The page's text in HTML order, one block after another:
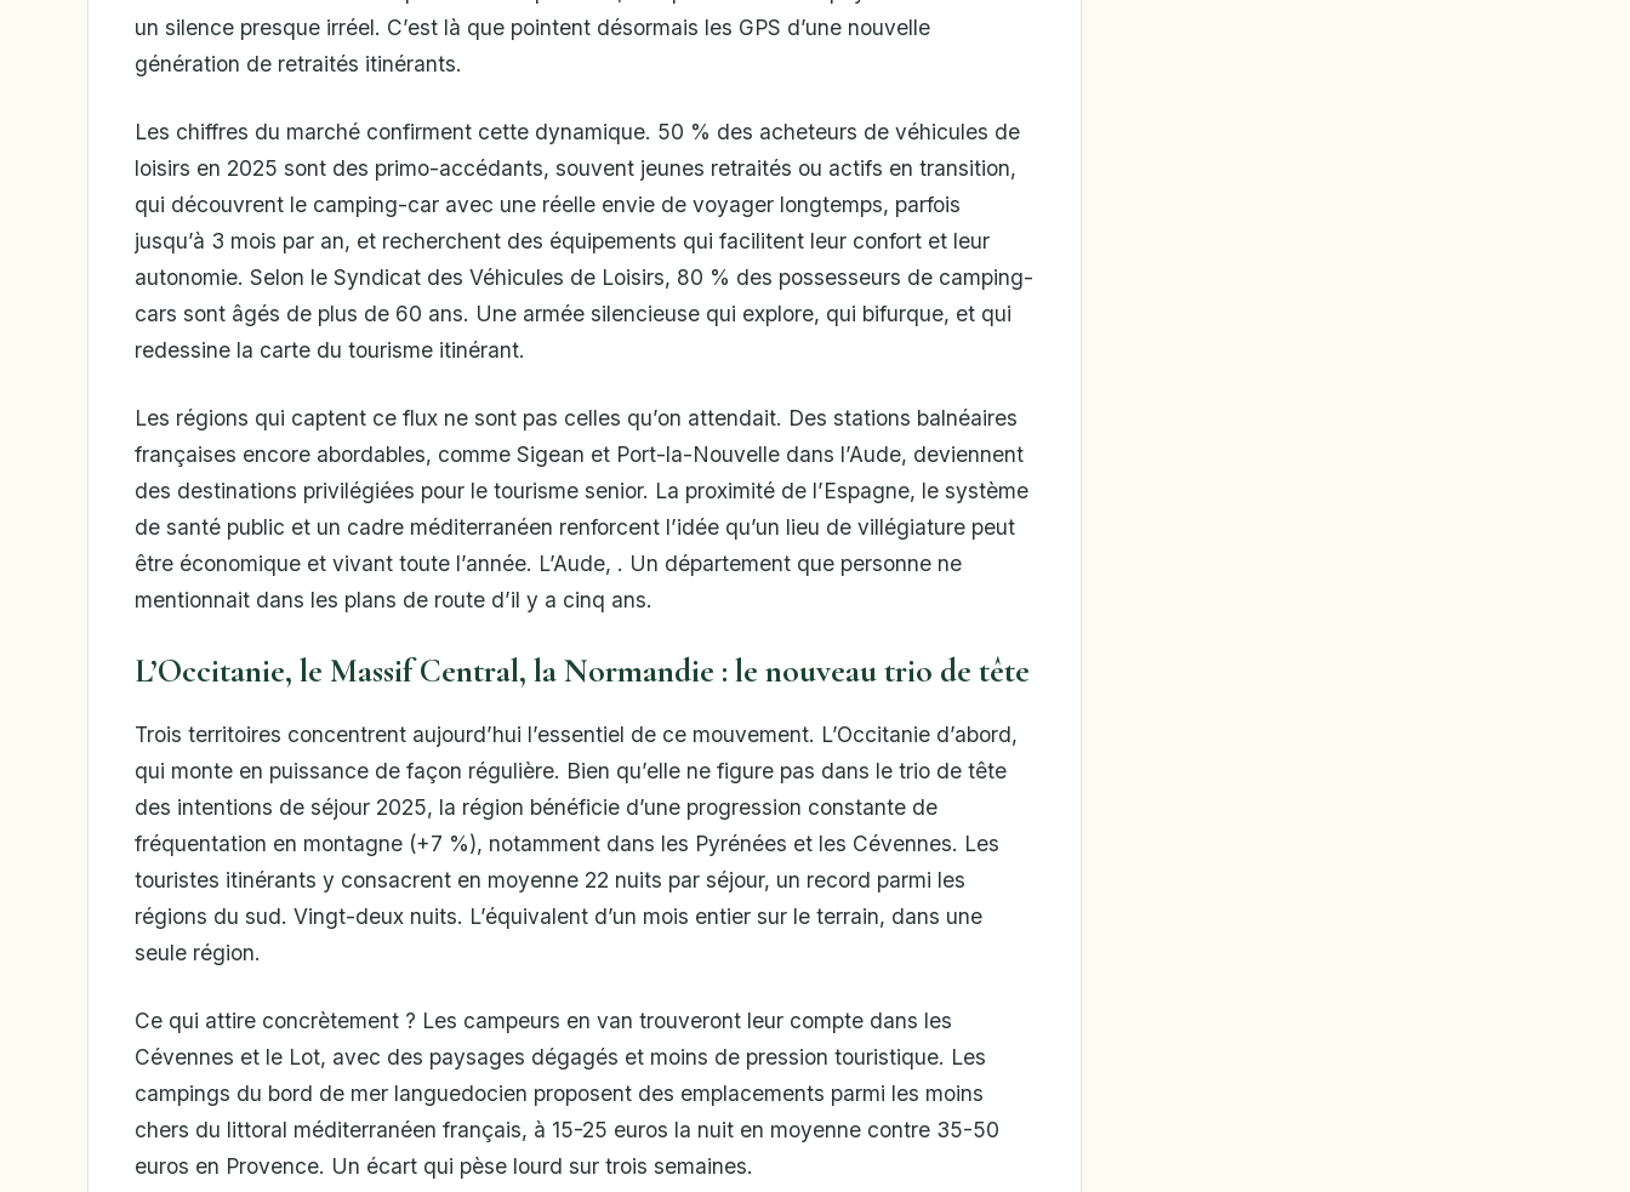
un silence presque irréel. C’est là que pointent désormais les GPS d’une nouvelle
génération de retraités itinérants.
Les chiffres du marché confirment cette dynamique. 50 % des acheteurs de véhicules de
loisirs en 2025 sont des primo-accédants, souvent jeunes retraités ou actifs en transition,
qui découvrent le camping-car avec une réelle envie de voyager longtemps, parfois
jusqu’à 3 mois par an, et recherchent des équipements qui facilitent leur confort et leur
autonomie. Selon le Syndicat des Véhicules de Loisirs, 80 % des possesseurs de camping-
cars sont âgés de plus de 60 ans. Une armée silencieuse qui explore, qui bifurque, et qui
redessine la carte du tourisme itinérant.
Les régions qui captent ce flux ne sont pas celles qu’on attendait. Des stations balnéaires
françaises encore abordables, comme Sigean et Port-la-Nouvelle dans l’Aude, deviennent
des destinations privilégiées pour le tourisme senior. La proximité de l’Espagne, le système
de santé public et un cadre méditerranéen renforcent l’idée qu’un lieu de villégiature peut
être économique et vivant toute l’année. L’Aude, . Un département que personne ne
mentionnait dans les plans de route d’il y a cinq ans.
L’Occitanie, le Massif Central, la Normandie : le nouveau trio de tête
Trois territoires concentrent aujourd’hui l’essentiel de ce mouvement. L’Occitanie d’abord,
qui monte en puissance de façon régulière. Bien qu’elle ne figure pas dans le trio de tête
des intentions de séjour 2025, la région bénéficie d’une progression constante de
fréquentation en montagne (+7 %), notamment dans les Pyrénées et les Cévennes. Les
touristes itinérants y consacrent en moyenne 22 nuits par séjour, un record parmi les
régions du sud. Vingt-deux nuits. L’équivalent d’un mois entier sur le terrain, dans une
seule région.
Ce qui attire concrètement ? Les campeurs en van trouveront leur compte dans les
Cévennes et le Lot, avec des paysages dégagés et moins de pression touristique. Les
campings du bord de mer languedocien proposent des emplacements parmi les moins
chers du littoral méditerranéen français, à 15-25 euros la nuit en moyenne contre 35-50
euros en Provence. Un écart qui pèse lourd sur trois semaines.